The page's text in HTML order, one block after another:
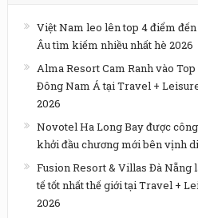
Việt Nam leo lên top 4 điểm
Âu tìm kiếm nhiều nhất hè 2026
Alma Resort Cam Ranh vào
Đông Nam Á tại Travel +
2026
Novotel Ha Long Bay được
khởi đầu chương mới bên vịnh
Fusion Resort & Villas Đà Nẵng
tế tốt nhất thế giới tại Travel +
2026